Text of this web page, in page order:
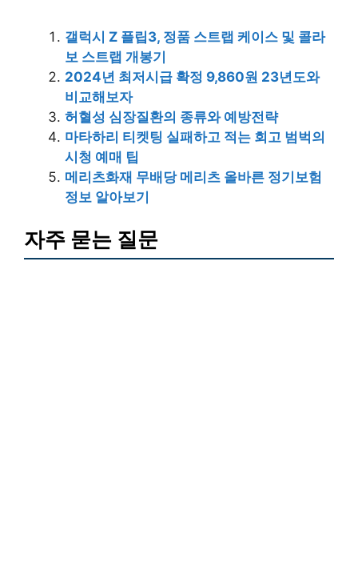
갤럭시 Z 플립3, 정품 스트랩 케이스 및 콜라
보 스트랩 개봉기
2024년 최저시급 확정 9,860원 23년도와
비교해보자
허혈성 심장질환의 종류와 예방전략
마타하리 티켓팅 실패하고 적는 회고 범벅의
시청 예매 팁
메리츠화재 무배당 메리츠 올바른 정기보험
정보 알아보기
자주 묻는 질문